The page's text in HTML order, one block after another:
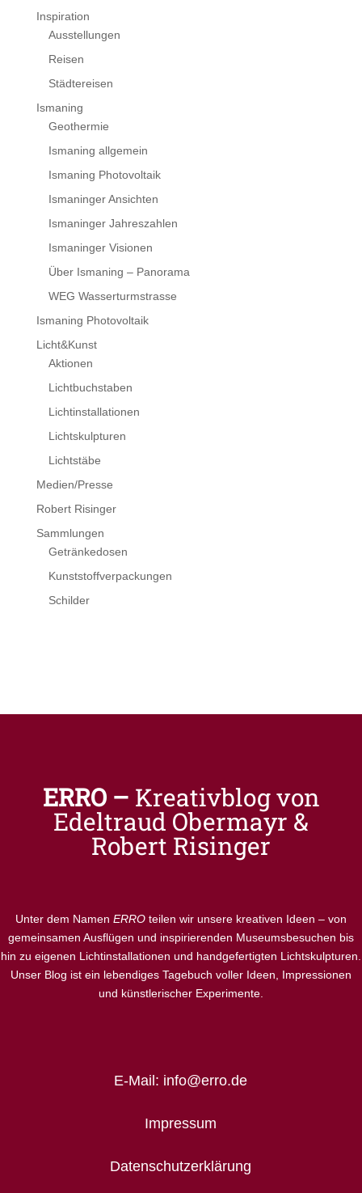
Inspiration
Ausstellungen
Reisen
Städtereisen
Ismaning
Geothermie
Ismaning allgemein
Ismaning Photovoltaik
Ismaninger Ansichten
Ismaninger Jahreszahlen
Ismaninger Visionen
Über Ismaning – Panorama
WEG Wasserturmstrasse
Ismaning Photovoltaik
Licht&Kunst
Aktionen
Lichtbuchstaben
Lichtinstallationen
Lichtskulpturen
Lichtstäbe
Medien/Presse
Robert Risinger
Sammlungen
Getränkedosen
Kunststoffverpackungen
Schilder
ERRO – Kreativblog von
Edeltraud Obermayr &
Robert Risinger
Unter dem Namen ERRO teilen wir unsere kreativen Ideen – von
gemeinsamen Ausflügen und inspirierenden Museumsbesuchen bis
hin zu eigenen Lichtinstallationen und handgefertigten Lichtskulpturen.
Unser Blog ist ein lebendiges Tagebuch voller Ideen, Impressionen
und künstlerischer Experimente.
E-Mail: info@erro.de
Impressum
Datenschutzerklärung